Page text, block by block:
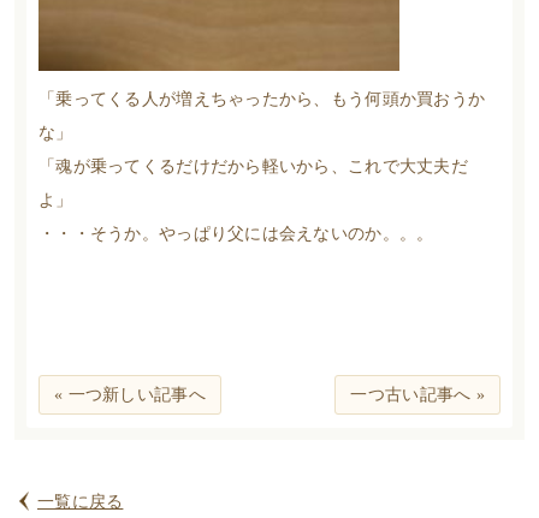
「乗ってくる人が増えちゃったから、もう何頭か買おうか
な」
「魂が乗ってくるだけだから軽いから、これで大丈夫だ
よ」
・・・そうか。やっぱり父には会えないのか。。。
« 一つ新しい記事へ 一つ古い記事へ »
一覧に戻る